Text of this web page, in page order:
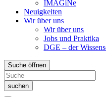
IMAGiNe
Neuigkeiten
Wir über uns
Wir über uns
Jobs und Praktika
DGE – der
Suche öffnen
suchen